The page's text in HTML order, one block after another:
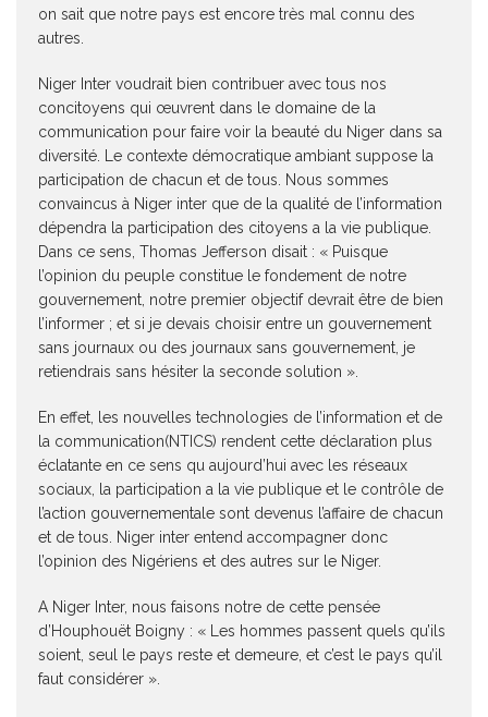
on sait que notre pays est encore très mal connu des
autres.
Niger Inter voudrait bien contribuer avec tous nos
concitoyens qui œuvrent dans le domaine de la
communication pour faire voir la beauté du Niger dans sa
diversité. Le contexte démocratique ambiant suppose la
participation de chacun et de tous. Nous sommes
convaincus à Niger inter que de la qualité de l’information
dépendra la participation des citoyens a la vie publique.
Dans ce sens, Thomas Jefferson disait : « Puisque
l’opinion du peuple constitue le fondement de notre
gouvernement, notre premier objectif devrait être de bien
l’informer ; et si je devais choisir entre un gouvernement
sans journaux ou des journaux sans gouvernement, je
retiendrais sans hésiter la seconde solution ».
En effet, les nouvelles technologies de l’information et de
la communication(NTICS) rendent cette déclaration plus
éclatante en ce sens qu aujourd’hui avec les réseaux
sociaux, la participation a la vie publique et le contrôle de
l’action gouvernementale sont devenus l’affaire de chacun
et de tous. Niger inter entend accompagner donc
l’opinion des Nigériens et des autres sur le Niger.
A Niger Inter, nous faisons notre de cette pensée
d’Houphouët Boigny : « Les hommes passent quels qu’ils
soient, seul le pays reste et demeure, et c’est le pays qu’il
faut considérer ».